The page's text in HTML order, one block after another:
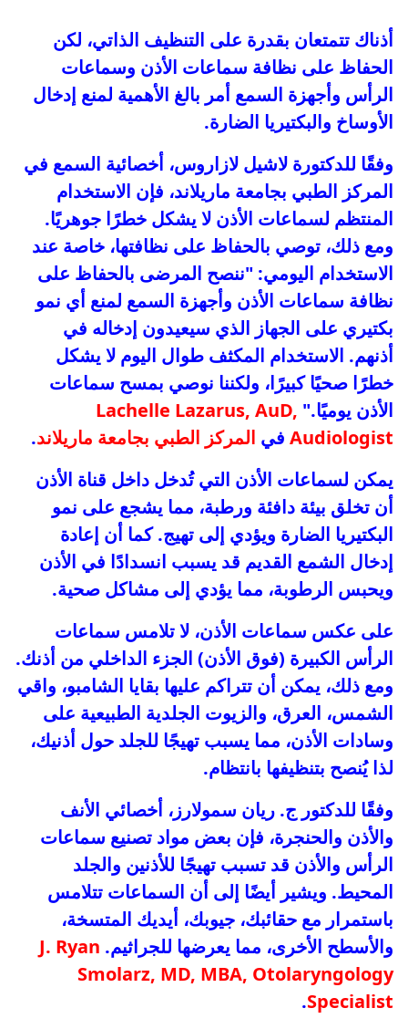
أذناك تتمتعان بقدرة على التنظيف الذاتي، لكن
الحفاظ على نظافة سماعات الأذن وسماعات
الرأس وأجهزة السمع أمر بالغ الأهمية لمنع إدخال
الأوساخ والبكتيريا الضارة.
وفقًا للدكتورة لاشيل لازاروس، أخصائية السمع في
المركز الطبي بجامعة ماريلاند، فإن الاستخدام
المنتظم لسماعات الأذن لا يشكل خطرًا جوهريًا.
ومع ذلك، توصي بالحفاظ على نظافتها، خاصة عند
الاستخدام اليومي: "ننصح المرضى بالحفاظ على
نظافة سماعات الأذن وأجهزة السمع لمنع أي نمو
بكتيري على الجهاز الذي سيعيدون إدخاله في
أذنهم. الاستخدام المكثف طوال اليوم لا يشكل
خطرًا صحيًا كبيرًا، ولكننا نوصي بمسح سماعات
الأذن يوميًا." Lachelle Lazarus, AuD,
Audiologist في المركز الطبي بجامعة ماريلاند.
يمكن لسماعات الأذن التي تُدخل داخل قناة الأذن
أن تخلق بيئة دافئة ورطبة، مما يشجع على نمو
البكتيريا الضارة ويؤدي إلى تهيج. كما أن إعادة
إدخال الشمع القديم قد يسبب انسدادًا في الأذن
ويحبس الرطوبة، مما يؤدي إلى مشاكل صحية.
على عكس سماعات الأذن، لا تلامس سماعات
الرأس الكبيرة (فوق الأذن) الجزء الداخلي من أذنك.
ومع ذلك، يمكن أن تتراكم عليها بقايا الشامبو، واقي
الشمس، العرق، والزيوت الجلدية الطبيعية على
وسادات الأذن، مما يسبب تهيجًا للجلد حول أذنيك،
لذا يُنصح بتنظيفها بانتظام.
وفقًا للدكتور ج. ريان سمولارز، أخصائي الأنف
والأذن والحنجرة، فإن بعض مواد تصنيع سماعات
الرأس والأذن قد تسبب تهيجًا للأذنين والجلد
المحيط. ويشير أيضًا إلى أن السماعات تتلامس
باستمرار مع حقائبك، جيوبك، أيديك المتسخة،
والأسطح الأخرى، مما يعرضها للجراثيم. J. Ryan
Smolarz, MD, MBA, Otolaryngology
Specialist
.